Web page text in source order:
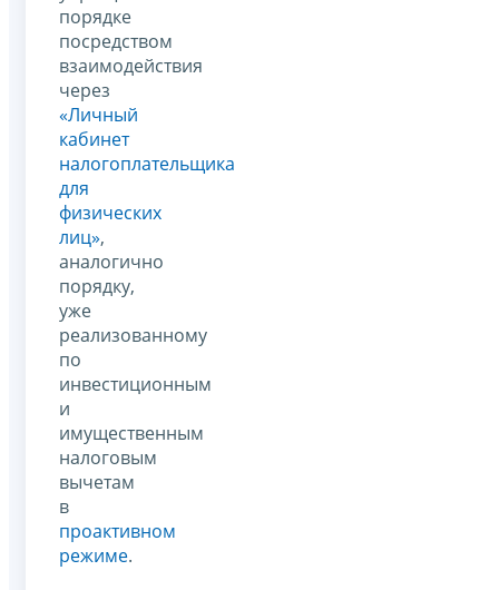
порядке
посредством
взаимодействия
через
«Личный
кабинет
налогоплательщика
для
физических
лиц»,
аналогично
порядку,
уже
реализованному
по
инвестиционным
и
имущественным
налоговым
вычетам
в
проактивном
режиме.